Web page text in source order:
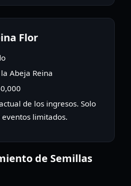
Flor
Abeja Reina
de los ingresos. Solo
limitados.
de Semillas